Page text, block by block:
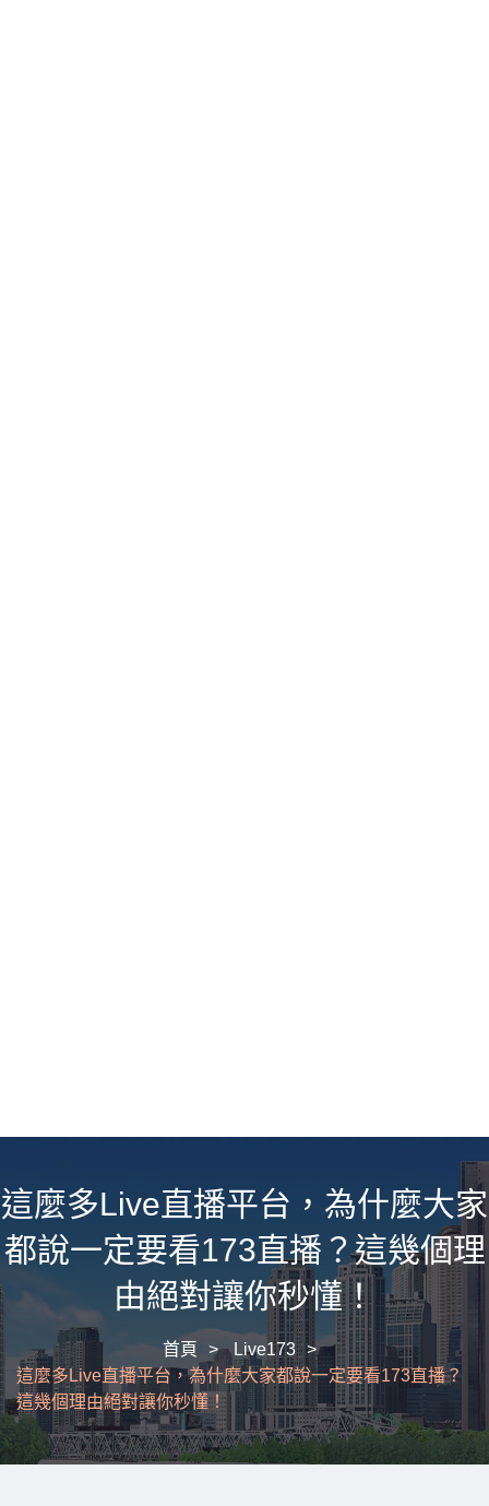
這麼多Live直播平台，為什麼大家
都說一定要看173直播？這幾個理
由絕對讓你秒懂！
首頁
Live173
這麼多Live直播平台，為什麼大家都說一定要看173直播？
這幾個理由絕對讓你秒懂！